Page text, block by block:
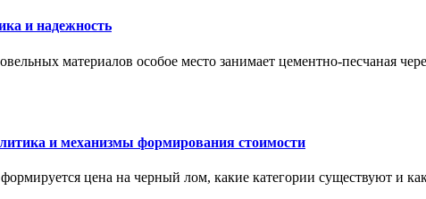
и надежность
материалов особое место занимает цементно-песчаная
и механизмы формирования стоимости
цена на черный лом, какие категории существуют и